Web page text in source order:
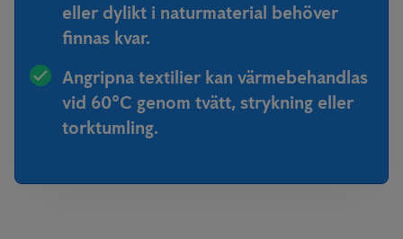
eller dylikt i naturmaterial behöver
finnas kvar.
Angripna textilier kan värmebehandlas
vid 60°C genom tvätt, strykning eller
torktumling.